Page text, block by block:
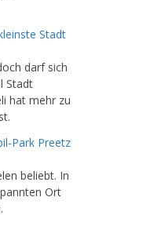
Stadt
darf sich
Stadt
hat mehr zu
Park Preetz
beliebt. In
Ort